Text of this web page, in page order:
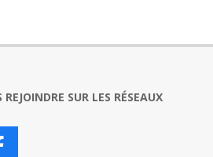
SUR LES RÉSEAUX